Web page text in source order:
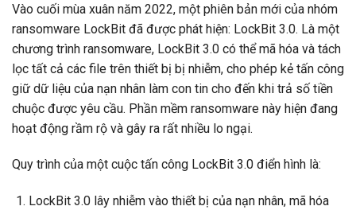
Vào cuối mùa xuân năm 2022, một phiên bản mới của nhóm
ransomware LockBit đã được phát hiện: LockBit 3.0. Là một
chương trình ransomware, LockBit 3.0 có thể mã hóa và tách
lọc tất cả các file trên thiết bị bị nhiễm, cho phép kẻ tấn công
giữ dữ liệu của nạn nhân làm con tin cho đến khi trả số tiền
chuộc được yêu cầu. Phần mềm ransomware này hiện đang
hoạt động rầm rộ và gây ra rất nhiều lo ngại.
Quy trình của một cuộc tấn công LockBit 3.0 điển hình là:
LockBit 3.0 lây nhiễm vào thiết bị của nạn nhân, mã hóa